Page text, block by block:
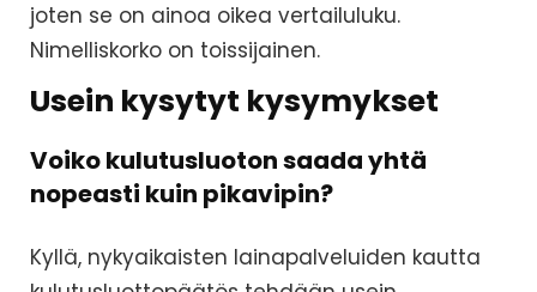
joten se on ainoa oikea vertailuluku.
Nimelliskorko on toissijainen.
Usein kysytyt kysymykset
Voiko kulutusluoton saada yhtä
nopeasti kuin pikavipin?
Kyllä, nykyaikaisten lainapalveluiden kautta